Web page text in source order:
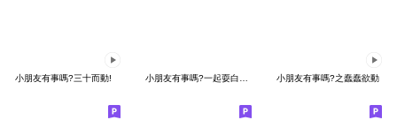
小朋友有事嗎?三十而動! 小朋友有事嗎?一起耍白癡吧 小朋友有事嗎?之蠢蠢欲動